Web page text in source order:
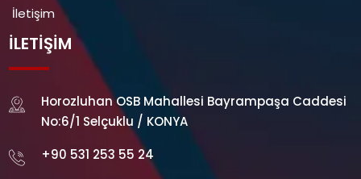
İletişim
İLETIŞIM
Horozluhan OSB Mahallesi Bayrampaşa Caddesi
No:6/1 Selçuklu / KONYA
+90 531 253 55 24